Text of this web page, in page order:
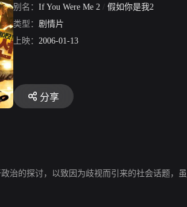
别名： If You Were Me 2 / 假如你是我2
类型： 剧情片
上映： 2006-01-13
分享
治的探讨，以致因为歧视而引来的社会话题，